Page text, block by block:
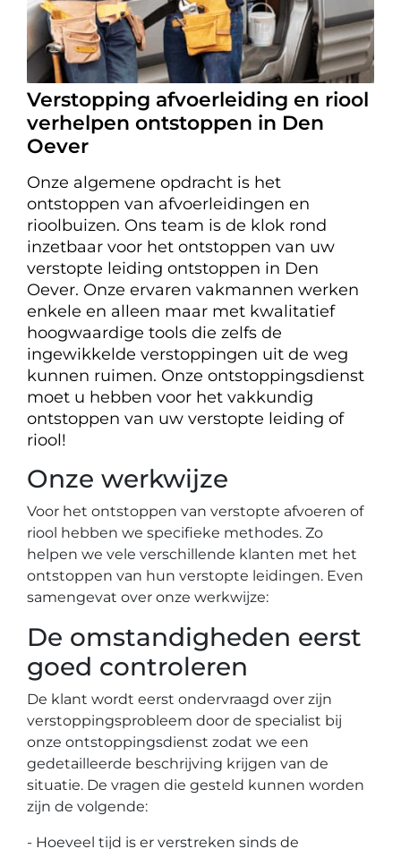
Verstopping afvoerleiding en riool
verhelpen ontstoppen in Den
Oever
Onze algemene opdracht is het
ontstoppen van afvoerleidingen en
rioolbuizen. Ons team is de klok rond
inzetbaar voor het ontstoppen van uw
verstopte leiding ontstoppen in Den
Oever. Onze ervaren vakmannen werken
enkele en alleen maar met kwalitatief
hoogwaardige tools die zelfs de
ingewikkelde verstoppingen uit de weg
kunnen ruimen. Onze ontstoppingsdienst
moet u hebben voor het vakkundig
ontstoppen van uw verstopte leiding of
riool!
Onze werkwijze
Voor het ontstoppen van verstopte afvoeren of
riool hebben we specifieke methodes. Zo
helpen we vele verschillende klanten met het
ontstoppen van hun verstopte leidingen. Even
samengevat over onze werkwijze:
De omstandigheden eerst
goed controleren
De klant wordt eerst ondervraagd over zijn
verstoppingsprobleem door de specialist bij
onze ontstoppingsdienst zodat we een
gedetailleerde beschrijving krijgen van de
situatie. De vragen die gesteld kunnen worden
zijn de volgende:
- Hoeveel tijd is er verstreken sinds de